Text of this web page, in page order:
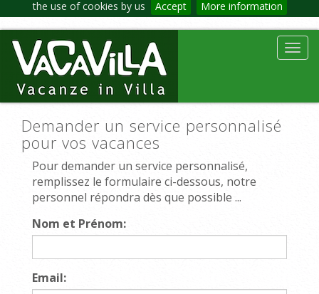
the use of cookies by us Accept More information
Demander un service personnalisé
pour vos vacances
Pour demander un service personnalisé,
remplissez le formulaire ci-dessous, notre
personnel répondra dès que possible ...
Nom et Prénom:
Email: